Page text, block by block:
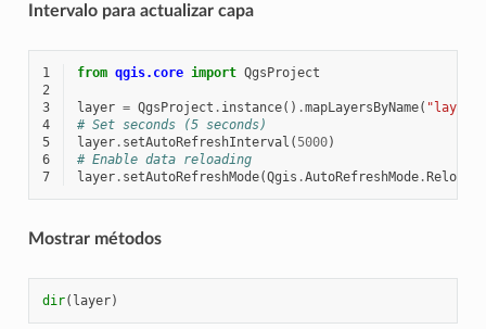
Intervalo para actualizar capa
1 from qgis.core import QgsProject
2
3
layer = QgsProject . instance() .mapLayersByName( "layer
4
# Set seconds (5 seconds)
5
layer. setAutoRefreshInterval ( 5000)
6
# Enable data reloading
7
layer. setAutoRefreshMode(Qgis .AutoRefreshMode.
Mostrar métodos
dir( layer)